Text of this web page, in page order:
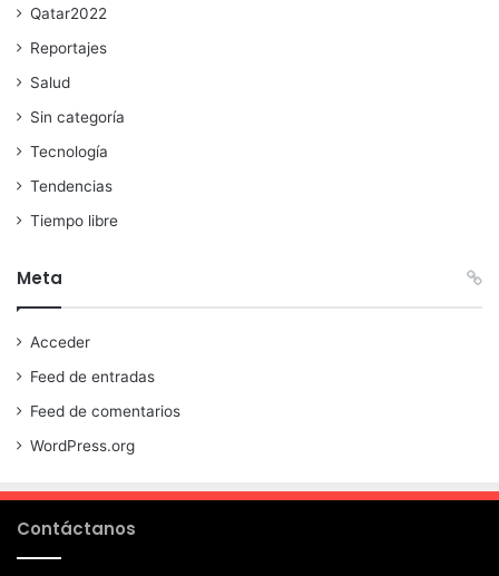
Qatar2022
Reportajes
Salud
Sin categoría
Tecnología
Tendencias
Tiempo libre
Meta
Acceder
Feed de entradas
Feed de comentarios
WordPress.org
Contáctanos